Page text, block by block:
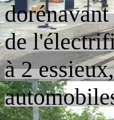
de
à 2